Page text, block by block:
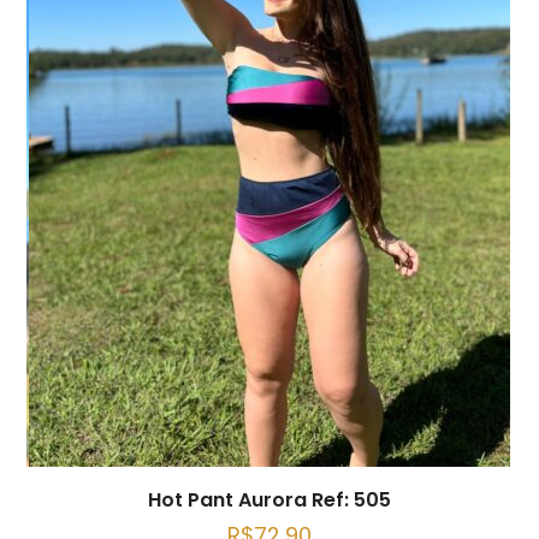
Hot Pant Aurora Ref: 505